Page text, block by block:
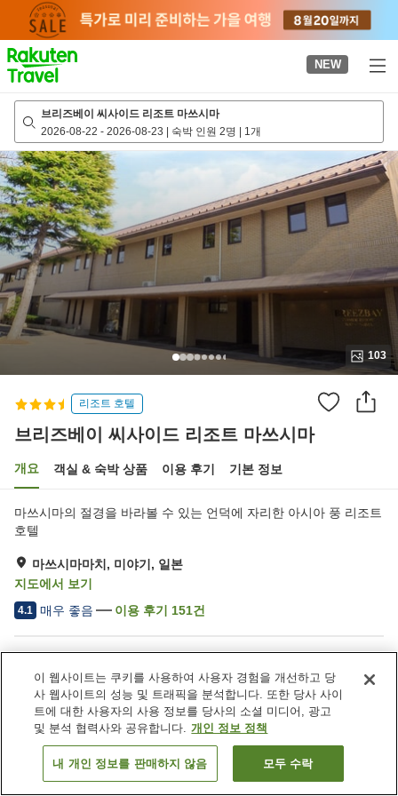
page
NEW
브리즈베이 씨사이드 리조트 마쓰시마
2026-08-22 - 2026-08-23 | 숙박 인원 2명 | 1개
103
리조트 호텔
브리즈베이 씨사이드 리조트 마쓰시마
개요 객실 & 숙박 상품 이용 후기 기본 정보
마쓰시마의 절경을 바라볼 수 있는 언덕에 자리한 아시아 풍 리조트
호텔
마쓰시마마치, 미야기, 일본
지도에서 보기
4.1 매우 좋음 이용 후기 151건
주차장
제트 욕조
자동판매기
회의실
일본 미야기
마쓰시마마치
브리즈베이 씨사이드 리조트 마쓰시마객실 보기
이 웹사이트는 쿠키를 사용하여 사용자 경험을 개선하고 당
사 웹사이트의 성능 및 트래픽을 분석합니다. 또한 당사 사이
트에 대한 사용자의 사용 정보를 당사의 소셜 미디어, 광고
및 분석 협력사와 공유합니다. 개인 정보 정책
내 개인 정보를 판매하지 않음 모두 수락